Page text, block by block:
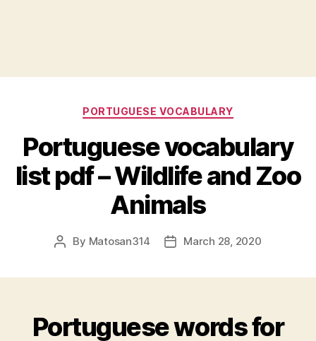
Categories
PORTUGUESE VOCABULARY
Portuguese vocabulary
list pdf – Wildlife and Zoo
Animals
Post
By Matosan314
PostMarch 28, 2020
Portuguese words for